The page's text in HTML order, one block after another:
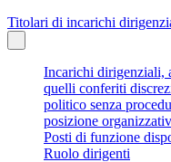
Titolari di incarichi
Incarichi dirigenziali,
quelli conferiti
politico senza
posizione
Posti di funzione
Ruolo dirigenti